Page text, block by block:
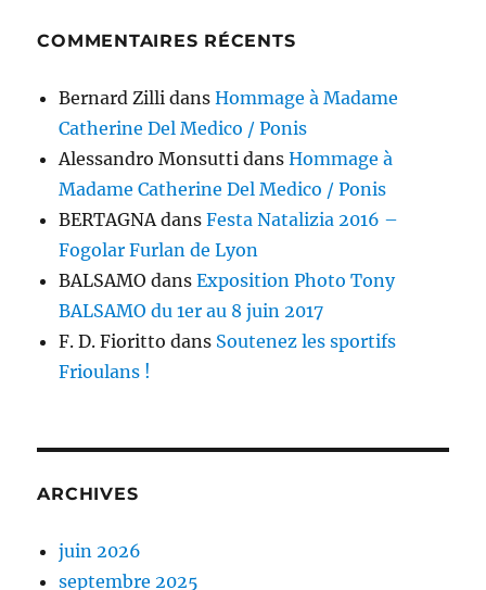
COMMENTAIRES RÉCENTS
Bernard Zilli dansHommage à Madame
Catherine Del Medico / Ponis
Alessandro Monsutti dansHommage à
Madame Catherine Del Medico / Ponis
BERTAGNAdansFesta Natalizia 2016 –
Fogolar Furlan de Lyon
BALSAMO dansExposition Photo Tony
BALSAMO du 1er au 8 juin 2017
F. D. Fioritto dans Soutenez les sportifs
Frioulans !
ARCHIVES
juin 2026
septembre 2025